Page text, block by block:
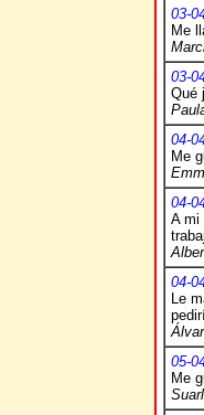
03-
Me
03-
Qué
04-
Me
04-
A mi
04-
Le
05-
Me